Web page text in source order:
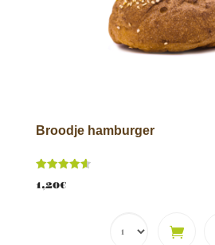
Broodje hamburger
4.62
1,20€